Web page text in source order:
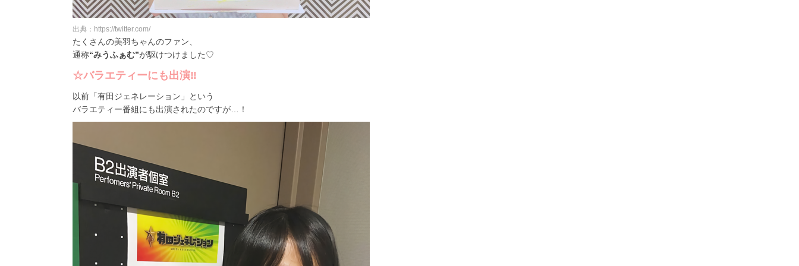
出典：https://twitter.com/
たくさんの美羽ちゃんのファン、
通称“みうふぁむ”が駆けつけました♡
☆バラエティーにも出演‼︎
以前「有田ジェネレーション」という
バラエティー番組にも出演されたのですが…！